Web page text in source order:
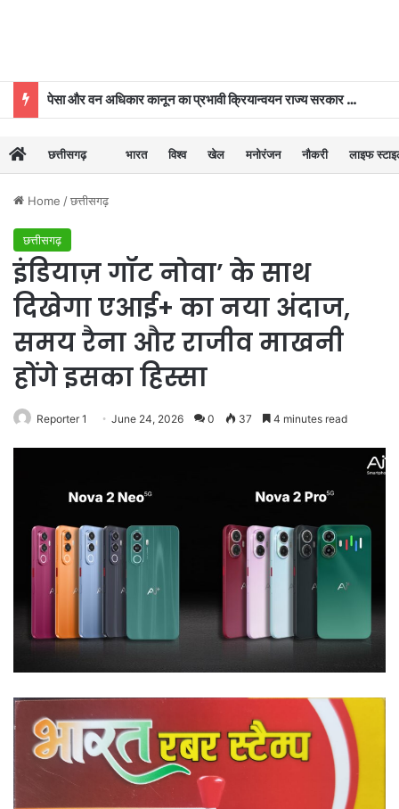
पेसा और वन अधिकार कानून का प्रभावी क्रियान्वयन राज्य सरकार की प्राथमिकताओं में शामिल : मुख्यमंत्री विष्णुदेव साय
छत्तीसगढ़ भारत विश्व खेल मनोरंजन नौकरी लाइफ
Home /छत्तीसगढ़
छत्तीसगढ़
इंडियाज़ गॉट नोवा’ के साथ
दिखेगा एआई+ का नया अंदाज,
समय रैना और राजीव माखनी
होंगे इसका हिस्सा
Reporter 1 June 24, 2026 0 37 4 minutes read